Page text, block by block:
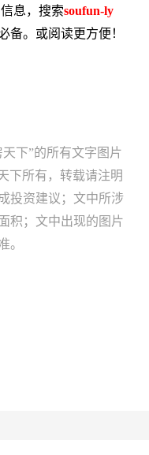
息，搜索soufun-ly
备。或阅读更方便！
下”的所有文字图片
下所有，转载请注明
投资建议；文中所涉
积；文中出现的图片
。